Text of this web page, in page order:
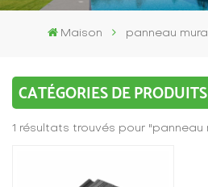
Maison panneau
CATÉGORIES DE PRODUITS
1 résultats trouvés pour "panneau